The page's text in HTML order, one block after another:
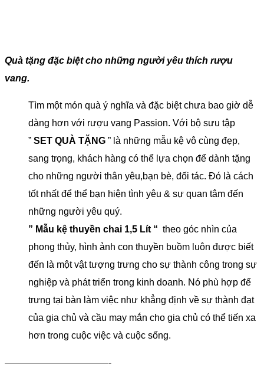
Quà tặng đặc biệt cho những người yêu thích rượu
vang.
Tìm một món quà ý nghĩa và đặc biệt chưa bao giờ dễ
dàng hơn với rượu vang Passion. Với bộ sưu tập
” SET QUÀ TẶNG ” là những mẫu kệ vô cùng đẹp,
sang trọng, khách hàng có thể lựa chọn để dành tặng
cho những người thân yêu,bạn bè, đối tác. Đó là cách
tốt nhất để thể bạn hiện tình yêu & sự quan tâm đến
những người yêu quý.
” Mẫu kệ thuyền chai 1,5 Lít “ theo góc nhìn của
phong thủy, hình ảnh con thuyền buồm luôn được biết
đến là một vật tượng trưng cho sự thành công trong sự
nghiệp và phát triển trong kinh doanh. Nó phù hợp để
trưng tại bàn làm việc như khẳng định về sự thành đạt
của gia chủ và cầu may mắn cho gia chủ có thể tiến xa
hơn trong cuộc việc và cuộc sống.
———————————-